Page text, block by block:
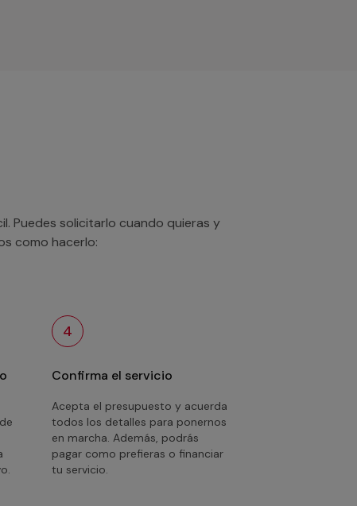
Puedes solicitarlo cuando quieras y
como hacerlo:
4
Confirma el servicio
Acepta el presupuesto y acuerda
todos los detalles para ponernos
en marcha. Además, podrás
pagar como prefieras o financiar
tu servicio.